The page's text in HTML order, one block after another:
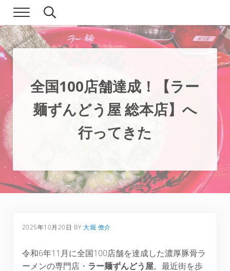
Skip to main content
Skip to header right navigation
Skip to site footer
現実逃避.com
食べ歩き、一人旅…そして時々家族旅行
Menu Search...
全国100店舗達成！【ラー
麺ずんどう屋 総本店】へ
行ってきた
2025年10月20日 BY大堀 僚介
令和6年11月に全国100店舗を達成した濃厚豚骨ラ
ーメンの専門店・ ラー麺ずんどう屋。最近街を歩